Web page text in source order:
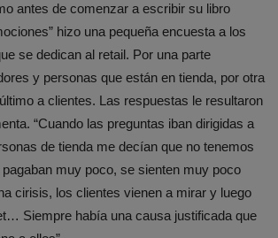
antes de comenzar a escribir su libro
hizo una pequeña encuesta a los
se dedican al retail. Por una parte
y personas que están en tienda, por otra
a clientes. Las respuestas le resultaron
“Cuando las preguntas iban dirigidas a
de tienda me decían que no tenemos
muy poco, se sienten muy poco
cirisis, los clientes vienen a mirar y luego
Siempre había una causa justificada que